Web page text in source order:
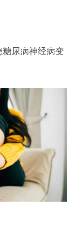
尿病神经病变